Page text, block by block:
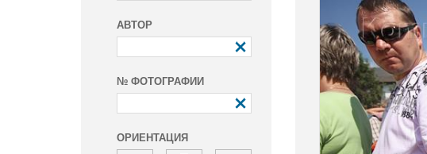
АВТОР
№ ФОТОГРАФИИ
ОРИЕНТАЦИЯ